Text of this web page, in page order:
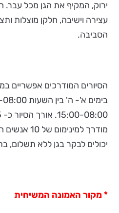
ירוק, המקיף את הגן מכל עבר.
עצירה וישיבה, חלקן מוצלות
הסביבה.
הסיורים המודרכים אפשריים
יכולים לבקר בגן ללא תשלום,
* מקור האמונה המשיחית